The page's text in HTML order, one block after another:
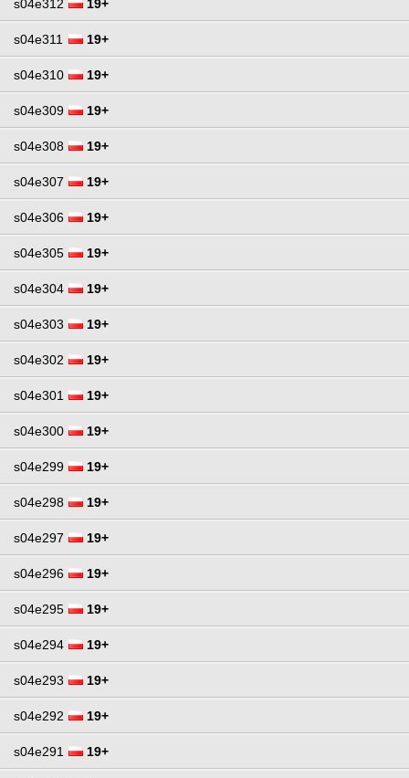
s04e312 19+
s04e311 19+
s04e310 19+
s04e309 19+
s04e308 19+
s04e307 19+
s04e306 19+
s04e305 19+
s04e304 19+
s04e303 19+
s04e302 19+
s04e301 19+
s04e300 19+
s04e299 19+
s04e298 19+
s04e297 19+
s04e296 19+
s04e295 19+
s04e294 19+
s04e293 19+
s04e292 19+
s04e291 19+